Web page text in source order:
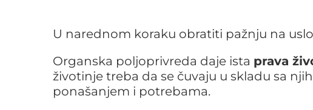
U narednom koraku obratiti pažnju na
Organska poljoprivreda daje ista prava
životinje treba da se čuvaju u skladu sa
ponašanjem i potrebama.